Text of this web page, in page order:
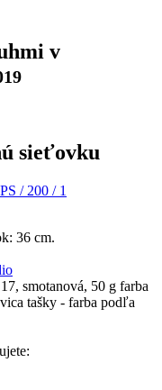
v
sieťovku
/ 200 / 1
36 cm.
smotanová, 50 g farba
tašky - farba podľa